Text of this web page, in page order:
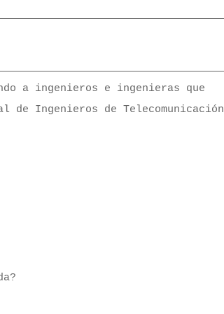
a ingenieros e ingenieras que
Ingenieros de Telecomunicación